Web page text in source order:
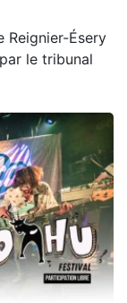
Reignier-Ésery
le tribunal